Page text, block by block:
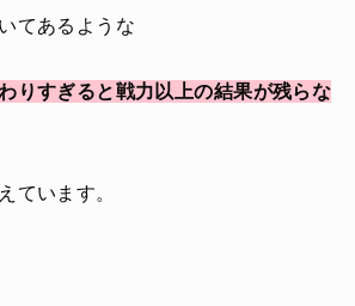
てあるような
りすぎると戦力以上の結果が残らな
ています。